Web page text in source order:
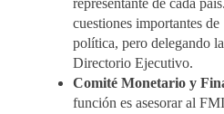
representante de cada
cuestiones importantes de
política, pero delegando
Directorio Ejecutivo.
Comité Monetario y
función es asesorar al